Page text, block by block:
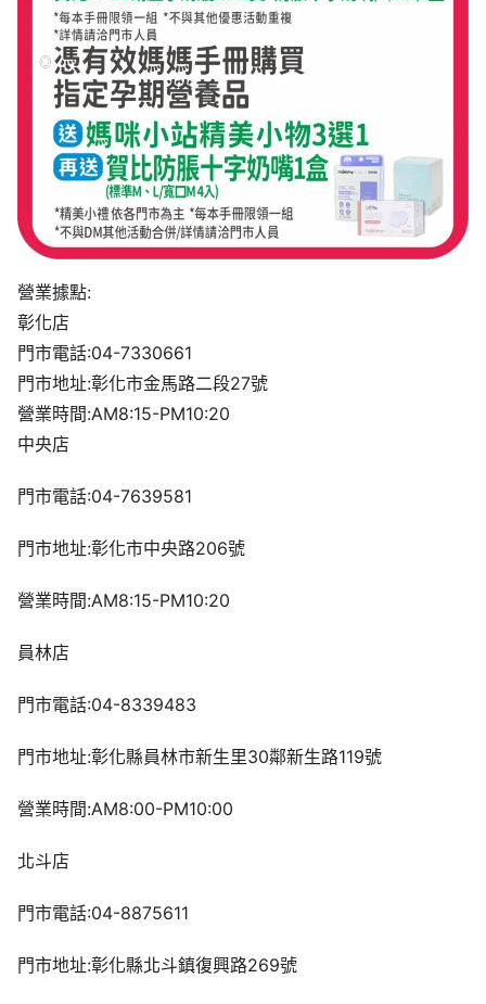
營業據點:
彰化店
門市電話:04-7330661
門市地址:彰化市金馬路二段27號
營業時間:AM8:15-PM10:20
中央店
門市電話:04-7639581
門市地址:彰化市中央路206號
營業時間:AM8:15-PM10:20
員林店
門市電話:04-8339483
門市地址:彰化縣員林市新生里30鄰新生路119號
營業時間:AM8:00-PM10:00
北斗店
門市電話:04-8875611
門市地址:彰化縣北斗鎮復興路269號